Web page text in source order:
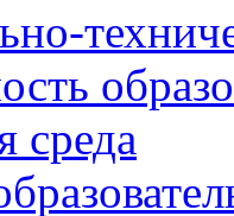
среда